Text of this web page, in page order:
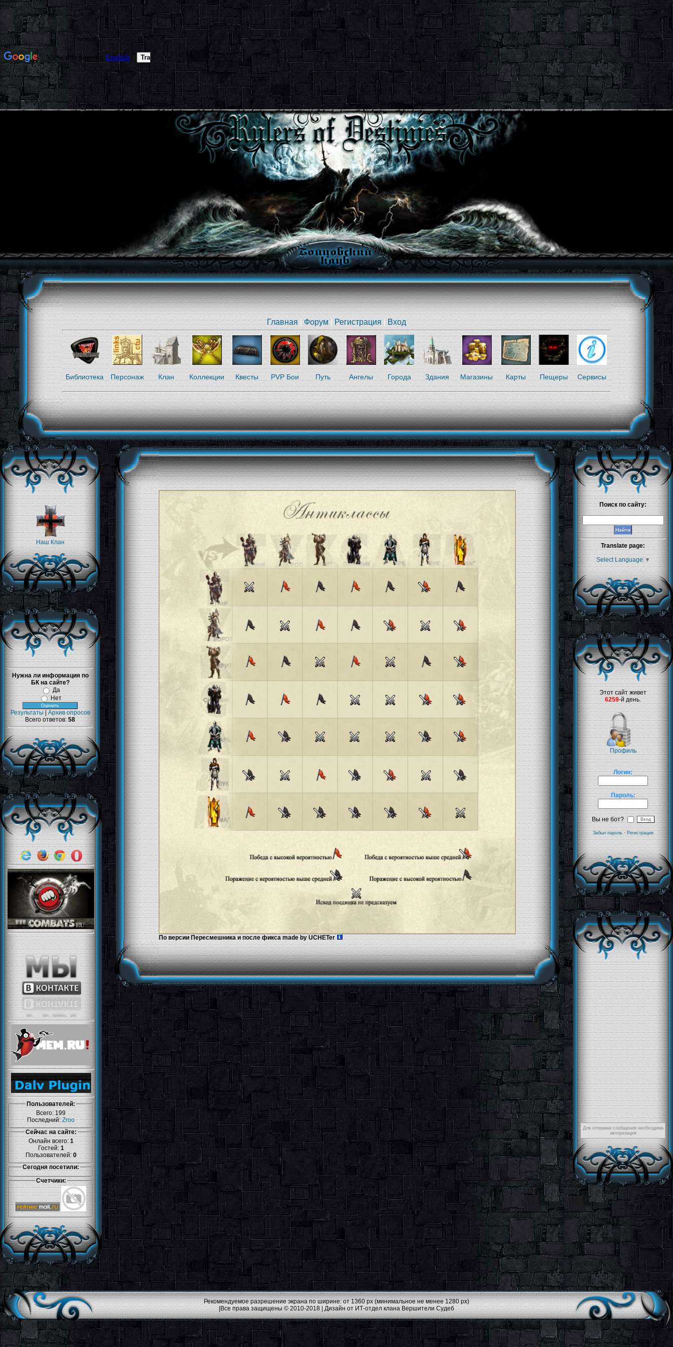
Главная|Форум| Регистрация|Вход
Библиотека Персонаж Клан Коллекции Квесты PVP Бои Путь Ангелы Города Здания Магазины Карты Пещеры Сервисы
Наш Клан
Нужна ли информация по
БК на сайте?
Да
Нет
Результаты| Архив опросов
Всего ответов: 58
Пользователей:
Всего: 199
Последний:Zroo
Сейчас на сайте:
Онлайн всего:1
Гостей: 1
Пользователей:0
Сегодня посетили:
Счетчики:
По версии Пересмешника и после фикса made by UCHETer
Поиск по сайту:
Translate page:
Select Language ▼
Этот сайт живет
6259-й день.
Профиль
Логин:
Пароль:
Вы не бот?
Забыл пароль· Регистрация
Для отправки сообщения необходима
авторизация
Рекомендуемое разрешение экрана по ширине: от 1360 px (минимальное не менее 1280 px)
|Все права защищены © 2010-2018 | Дизайн от ИТ-отдел клана Вершители Судеб